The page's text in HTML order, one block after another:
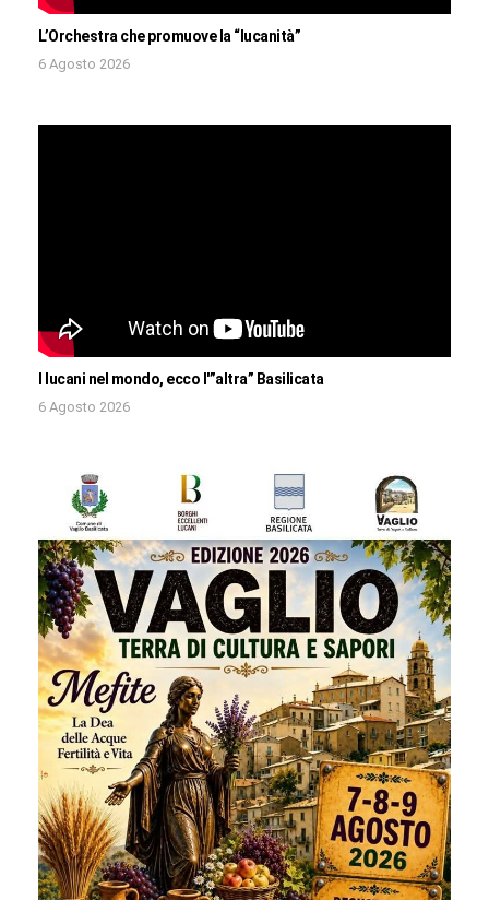
L’Orchestra che promuove la “lucanità”
6 Agosto 2026
I lucani nel mondo, ecco l'”altra” Basilicata
6 Agosto 2026